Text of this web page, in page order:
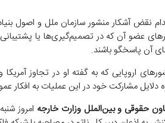
نقض آشکار منشور سازمان ملل و اصول
عضو آن که در تصمیم‌گیری‌ها یا
آن پاسخگو باشند.
اروپایی که به گفته او در تجاوز آمریکا
دلایل مشارکت خود در این عملیات به افکار
حقوقی و بین‌الملل وزارت خارجه